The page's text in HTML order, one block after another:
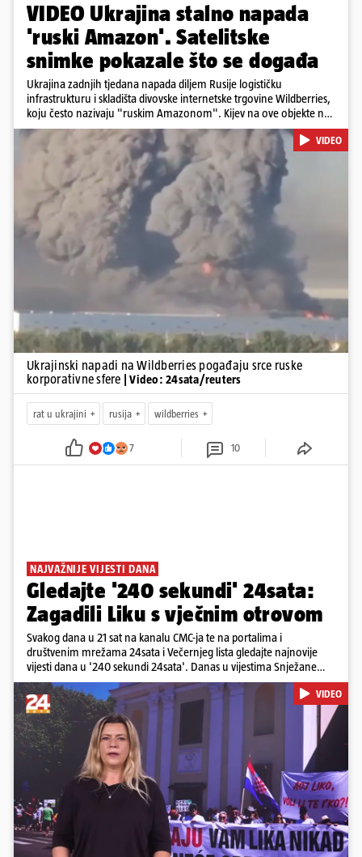
VIDEO Ukrajina stalno napada
'ruski Amazon'. Satelitske
snimke pokazale što se događa
Ukrajina zadnjih tjedana napada diljem Rusije logističku
infrastrukturu i skladišta divovske internetske trgovine Wildberries,
koju često nazivaju "ruskim Amazonom". Kijev na ove objekte ne
gleda samo kao na obična trgovačka skladišta, već tvrdi da ih ruske
snage koriste i za vojne potrebe, odnosno za skladištenje i
distribuciju dijelova za dronove i druge opreme koja se koristi u
ratu. S druge strane, napadi služe i kao izravan odgovor na ruska
bombardiranja ukrajinske poštanske i logističke infrastrukture te
kao način da se ekonomske posljedice rata prenesu dublje na ruski
teritorij i približe običnim građanima.
Pokretanje videa...
VIDEO
Ukrajinski napadi na Wildberries pogađaju srce ruske
korporativne sfere
| Video: 24sata/reuters
rat u ukrajini rusija wildberries
7 10
NAJVAŽNIJE VIJESTI DANA
Gledajte '240 sekundi' 24sata:
Zagadili Liku s vječnim otrovom
Svakog dana u 21 sat na kanalu CMC-ja te na portalima i
društvenim mrežama 24sata i Večernjeg lista gledajte najnovije
vijesti dana u '240 sekundi 24sata'. Danas u vijestima Snježane
Krnetić: Lika teško zagađena s 37.000 tona opasnog otpada, Troje
poginulih u nesreći u Zagrebu, Uhićen načelnik Svetog Ivana
Žabna, Borba za život Denisa Vejzovića, Krajaču režu ovlasti: Slijedi
otkaz...
Pokretanje videa...
VIDEO